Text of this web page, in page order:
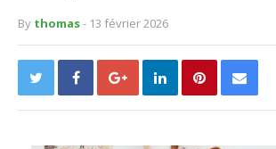
By thomas- 13 février 2026